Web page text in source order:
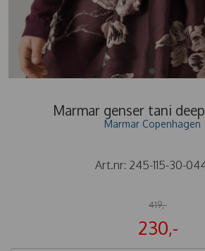
Marmar genser tani
Marmar Copenhagen
Art.nr: 245-115-30-
419,-
230,-